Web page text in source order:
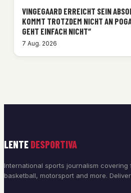
VINGEGAARD ERREICHT SEIN
KOMMT TROTZDEM NICHT AN
GEHT EINFACH NICHT“
7 Aug. 2026
LENTE DESPORTIVA
International sports journalism covering
basketball, motorsport and more.